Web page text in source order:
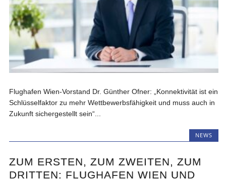
Flughafen Wien-Vorstand Dr. Günther Ofner: „Konnektivität ist ein
Schlüsselfaktor zu mehr Wettbewerbsfähigkeit und muss auch in
Zukunft sichergestellt sein“...
NEWS
ZUM ERSTEN, ZUM ZWEITEN, ZUM
DRITTEN: FLUGHAFEN WIEN UND